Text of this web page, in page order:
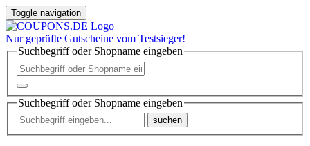
Toggle navigation
Nur geprüfte Gutscheine vom Testsieger!
Suchbegriff oder Shopname eingeben
Suchbegriff oder Shopname eingeben
suchen